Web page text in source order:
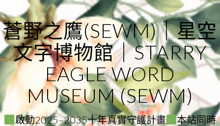
to
content
蒼野之鷹(SEWM)｜星空
文字博物館｜STARRY
EAGLE WORD
MUSEUM (SEWM)
啟動2025–2035十年真實守護計畫
本站同時